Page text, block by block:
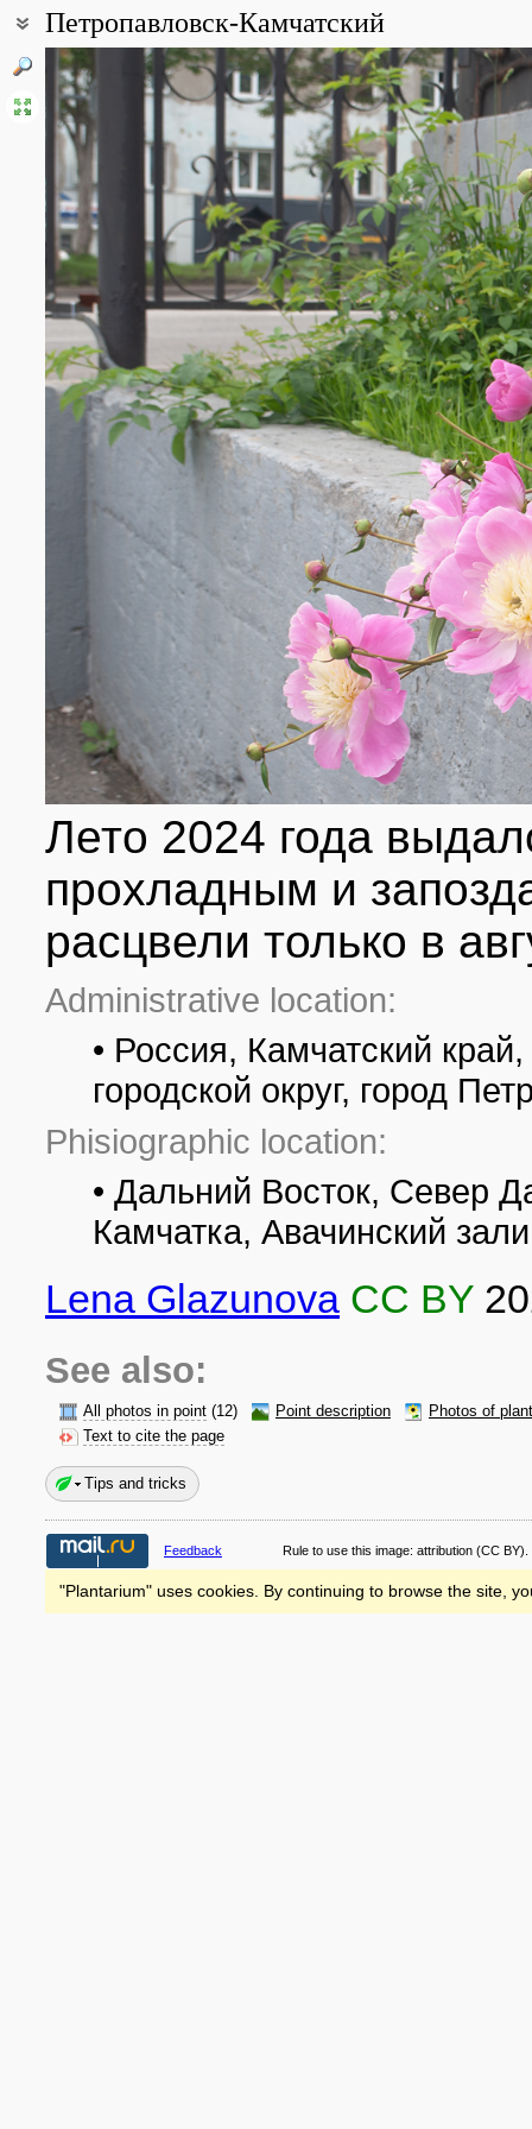
Петропавловск-Камчатский
Coordinates:
53° 04′ 36″ N, 158° 38′ 32″ E (view at maps ofGoogle,
Point description:
Петропавловск-Камчатский - административный центр
Тихого океана. Население - 181 216 чел. (2018). Окружающие
каменноберезовыми лесами с вкраплениями зарослей
All photos Photos of plants & lichens(56)
Лето 2024 года
прохладным и
расцвели только в
Administrative location:
• Россия, Камчатский
городской округ, город
Phisiographic location:
• Дальний Восток, Север
Камчатка, Авачинский
Lena Glazunova CC BY
See also:
All photos in point (12) Point description
Photos of
Text to cite the page
Tips and tricks
Feedback Rule to use this image: attribution (CC BY).
"Plantarium" uses cookies. By continuing to browse the site,